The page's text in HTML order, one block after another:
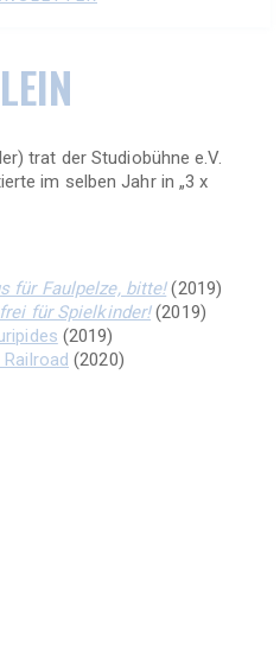
trat der Studiobühne e.V.
im selben Jahr in „3 x
für Faulpelze, bitte!(2019)
für Spielkinder!(2019)
(2019)
(2020)